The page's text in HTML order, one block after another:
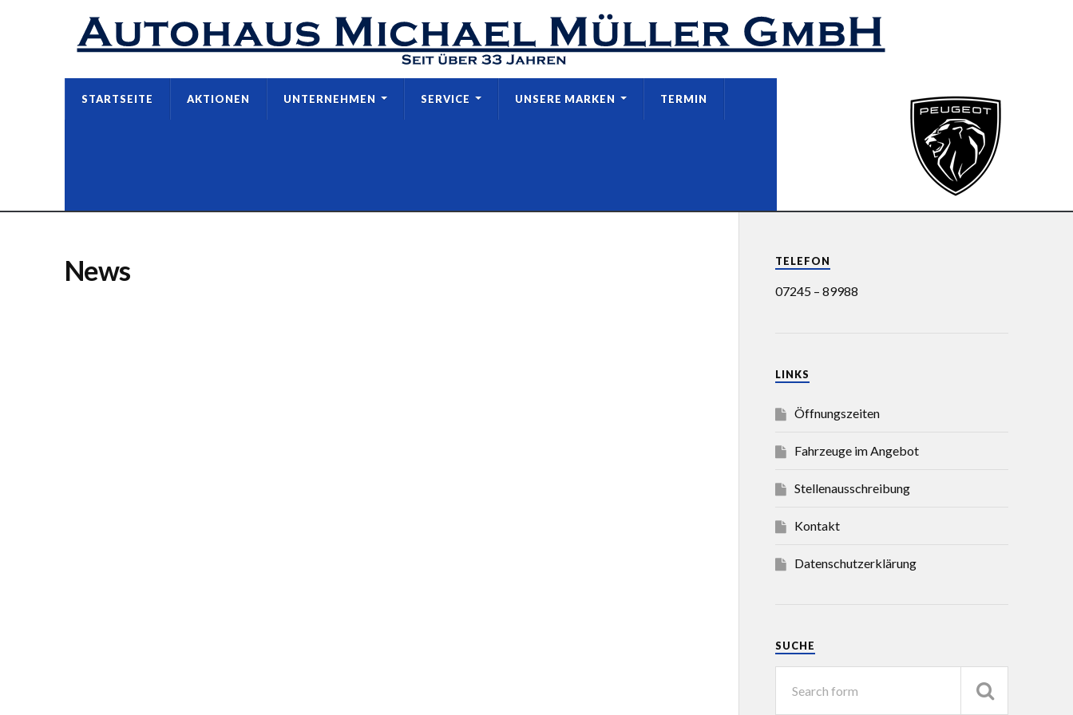
STARTSEITE AKTIONEN UNTERNEHMEN SERVICE UNSERE MARKEN TERMIN
News TELEFON
07245 – 89988
LINKS
Öffnungszeiten
Fahrzeuge im Angebot
Stellenausschreibung
Kontakt
Datenschutzerklärung
SUCHE